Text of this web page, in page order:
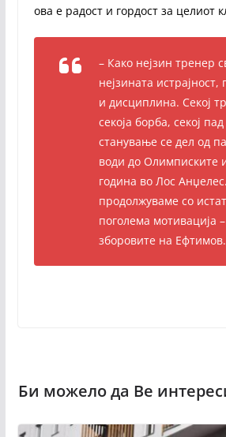
ова е радост и гордост за целиот
– Како нејзин тренер
нејзината истрајност,
и дисциплина. Секој
секоја борба, секој
станување се дел од
води до Олимписките
година во Лос
продолжуваме со
поголема мотивација
зборовите на Ефтимов.